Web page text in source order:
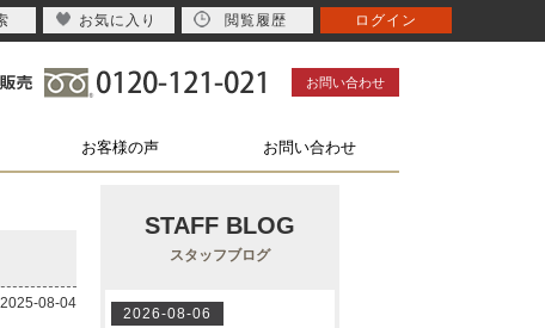
お問い合わせ
お客様の声 お問い合わせ
08-04
STAFF BLOG
スタッフブログ
お気に入り 閲覧履歴 ログイン